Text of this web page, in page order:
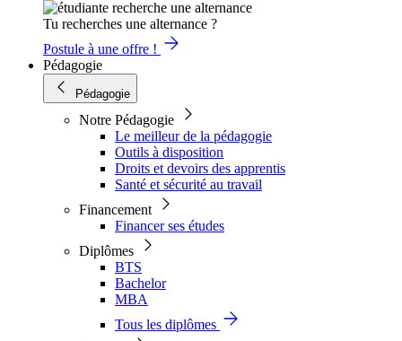
Tu recherches une alternance ?
Postule à une offre !
Pédagogie
Pédagogie
Notre Pédagogie
Le meilleur de la pédagogie
Outils à disposition
Droits et devoirs des apprentis
Santé et sécurité au travail
Financement
Financer ses études
Diplômes
BTS
Bachelor
MBA
Tous les diplômes